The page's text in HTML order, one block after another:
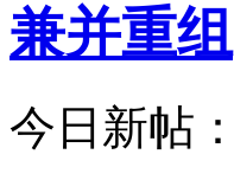
兼并重组
今日新帖：